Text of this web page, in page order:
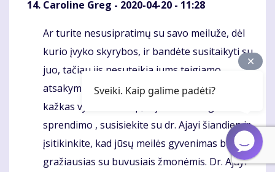
Caroline Greg - 2020-04-20 - 11:28
Komentaras
Ar turite nesusipratimų su savo meiluže, dėl
kurio įvyko skyrybos, ir bandėte susitaikyti su
juo, tačiau jis nesuteikia jums teigiamo
atsakymo ir jaučiate, kad jūsų santykiuose
kažkas vyksta ne taip, ir jums reikia greito
sprendimo , susisiekite su dr. Ajayi šiandien ir
įsitikinkite, kad jūsų meilės gyvenimas bus
gražiausias su buvusiais žmonėmis. Dr. Ajayi
Sveiki. Kaip galime padėti?